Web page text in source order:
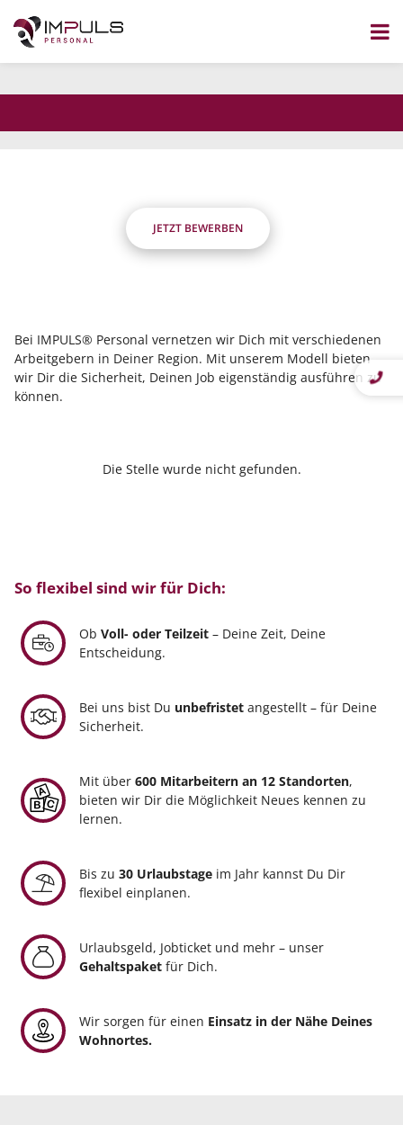
Inhalt
dass Du flexibel bist?
Wir nicht.
JETZT BEWERBEN
Bei IMPULS® Personal vernetzen wir Dich mit verschiedenen
Arbeitgebern in Deiner Region. Mit unserem Modell bieten
wir Dir die Sicherheit, Deinen Job eigenständig ausführen zu
können.
Die Stelle wurde nicht gefunden.
So flexibel sind wir für Dich:
Ob Voll- oder Teilzeit – Deine Zeit, Deine
Entscheidung.
Bei uns bist Du unbefristet angestellt – für Deine
Sicherheit.
Mit über 600 Mitarbeitern an 12 Standorten,
bieten wir Dir die Möglichkeit Neues kennen zu
lernen.
Bis zu 30 Urlaubstage im Jahr kannst Du Dir
flexibel einplanen.
Urlaubsgeld, Jobticket und mehr – unser
Gehaltspaket für Dich.
Wir sorgen für einen Einsatz in der Nähe Deines
Wohnortes.